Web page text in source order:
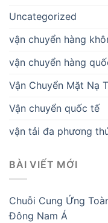
Uncategorized
vận chuyển hàng
vận chuyển hàng
Vận Chuyển Mặt Nạ
Vận chuyển quốc tế
vận tải đa phương
BÀI VIẾT MỚI
Chuỗi Cung Ứng
Đông Nam Á